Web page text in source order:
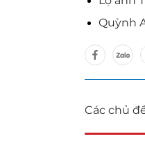
Quỳnh
Các chủ